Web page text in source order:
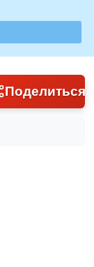
Поделиться